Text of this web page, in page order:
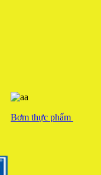
Bơm thực phẩm